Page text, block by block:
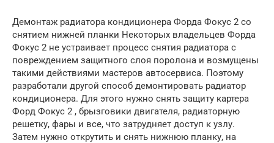
Демонтаж радиатора кондиционера Форда Фокус 2 со
снятием нижней планки Некоторых владельцев Форда
Фокус 2 не устраивает процесс снятия радиатора с
повреждением защитного слоя поролона и возмущены
такими действиями мастеров автосервиса. Поэтому
разработали другой способ демонтировать радиатор
кондиционера. Для этого нужно снять защиту картера
Форд Фокус 2 , брызговики двигателя, радиаторную
решетку, фары и все, что затрудняет доступ к узлу.
Затем нужно открутить и снять нижнюю планку, на